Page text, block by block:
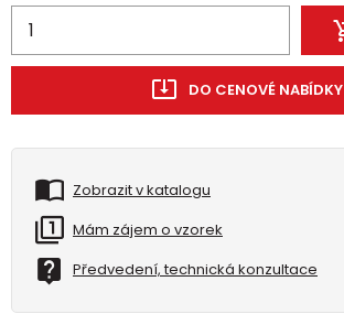
DO CENOVÉ NABÍDKY
Zobrazit v katalogu
Mám zájem o vzorek
Předvedení, technická konzultace